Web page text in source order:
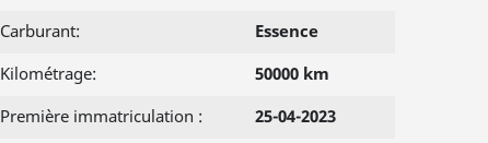
Carburant:
Essence
Kilométrage:
50000 km
Première immatriculation :
25-04-2023